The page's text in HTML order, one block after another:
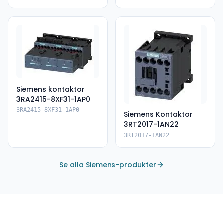
Siemens kontaktor
3RA2415-8XF31-1AP0
3RA2415-8XF31-1AP0
Siemens Kontaktor
3RT2017-1AN22
3RT2017-1AN22
Se alla Siemens-produkter